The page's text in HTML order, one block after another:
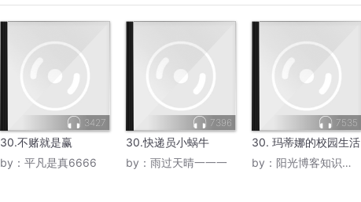
3427
30.不赌就是赢
by： 平凡是真6666
7396
30.快递员小蜗牛
by： 雨过天晴一一一
7535
30. 玛蒂娜的校园生活
by： 阳光博客知识大本营